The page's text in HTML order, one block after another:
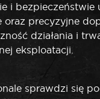
i bezpieczeństwie
oraz precyzyjne
działania i
eksploatacji.
sprawdzi się